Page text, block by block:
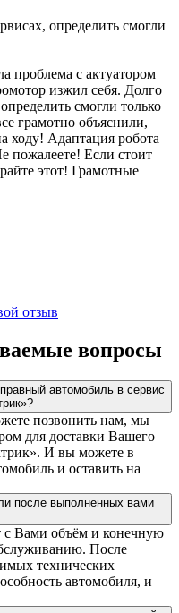
определить смогли
проблема с актуатором
изжил себя. Долго
смогли только
грамотно объяснили,
ходу! Адаптация робота
пожалеете! Если стоит
этот! Грамотные
отзыв
вопросы
автомобиль в сервис
позвонить нам, мы
для доставки Вашего
И вы можете в
и оставить на
после выполненных вами
с Вами объём и конечную
После
технических
автомобиля, и